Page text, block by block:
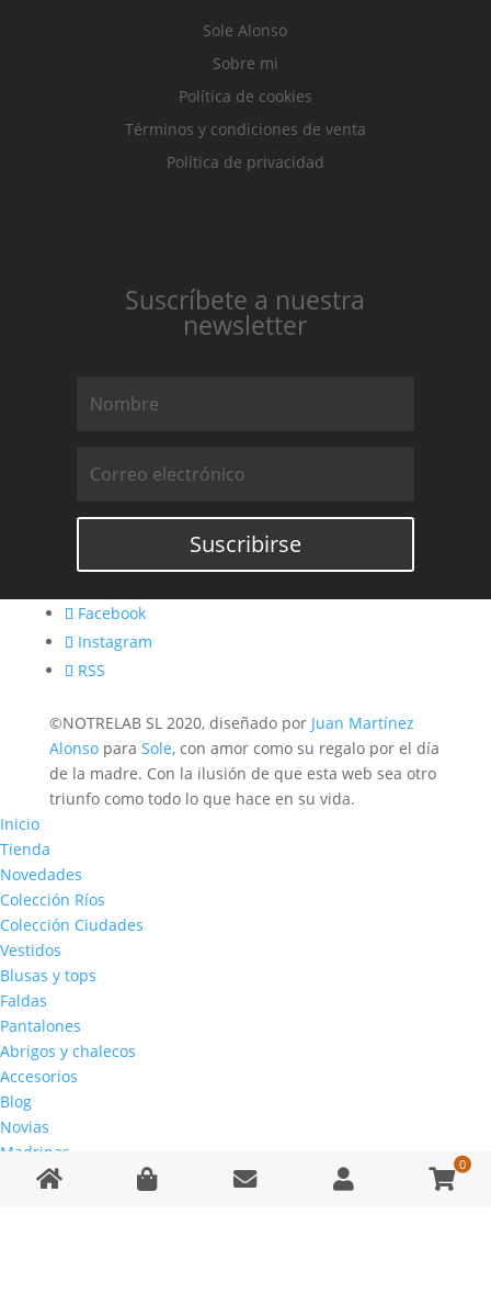
Sole Alonso
Sobre mi
Política de cookies
Términos y condiciones de venta
Política de privacidad
Suscríbete a nuestra
newsletter
Suscribirse
Facebook
Instagram
RSS
©NOTRELAB SL 2020, diseñado por Juan Martínez
Alonsopara Sole, con amor como su regalo por el día
de la madre. Con la ilusión de que esta web sea otro
triunfo como todo lo que hace en su vida.
Tienda Contact Account 0
Inicio
Tienda
Novedades
Colección Ríos
Colección Ciudades
Vestidos
Blusas y tops
Faldas
Pantalones
Abrigos y chalecos
Accesorios
Blog
Novias
Madrinas
Prensa